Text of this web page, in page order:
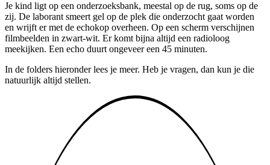
Je kind ligt op een onderzoeksbank, meestal op de rug, soms op de
zij. De laborant smeert gel op de plek die onderzocht gaat worden
en wrijft er met de echokop overheen. Op een scherm verschijnen
filmbeelden in zwart-wit. Er komt bijna altijd een radioloog
meekijken. Een echo duurt ongeveer een 45 minuten.
In de folders hieronder lees je meer. Heb je vragen, dan kun je die
natuurlijk altijd stellen.